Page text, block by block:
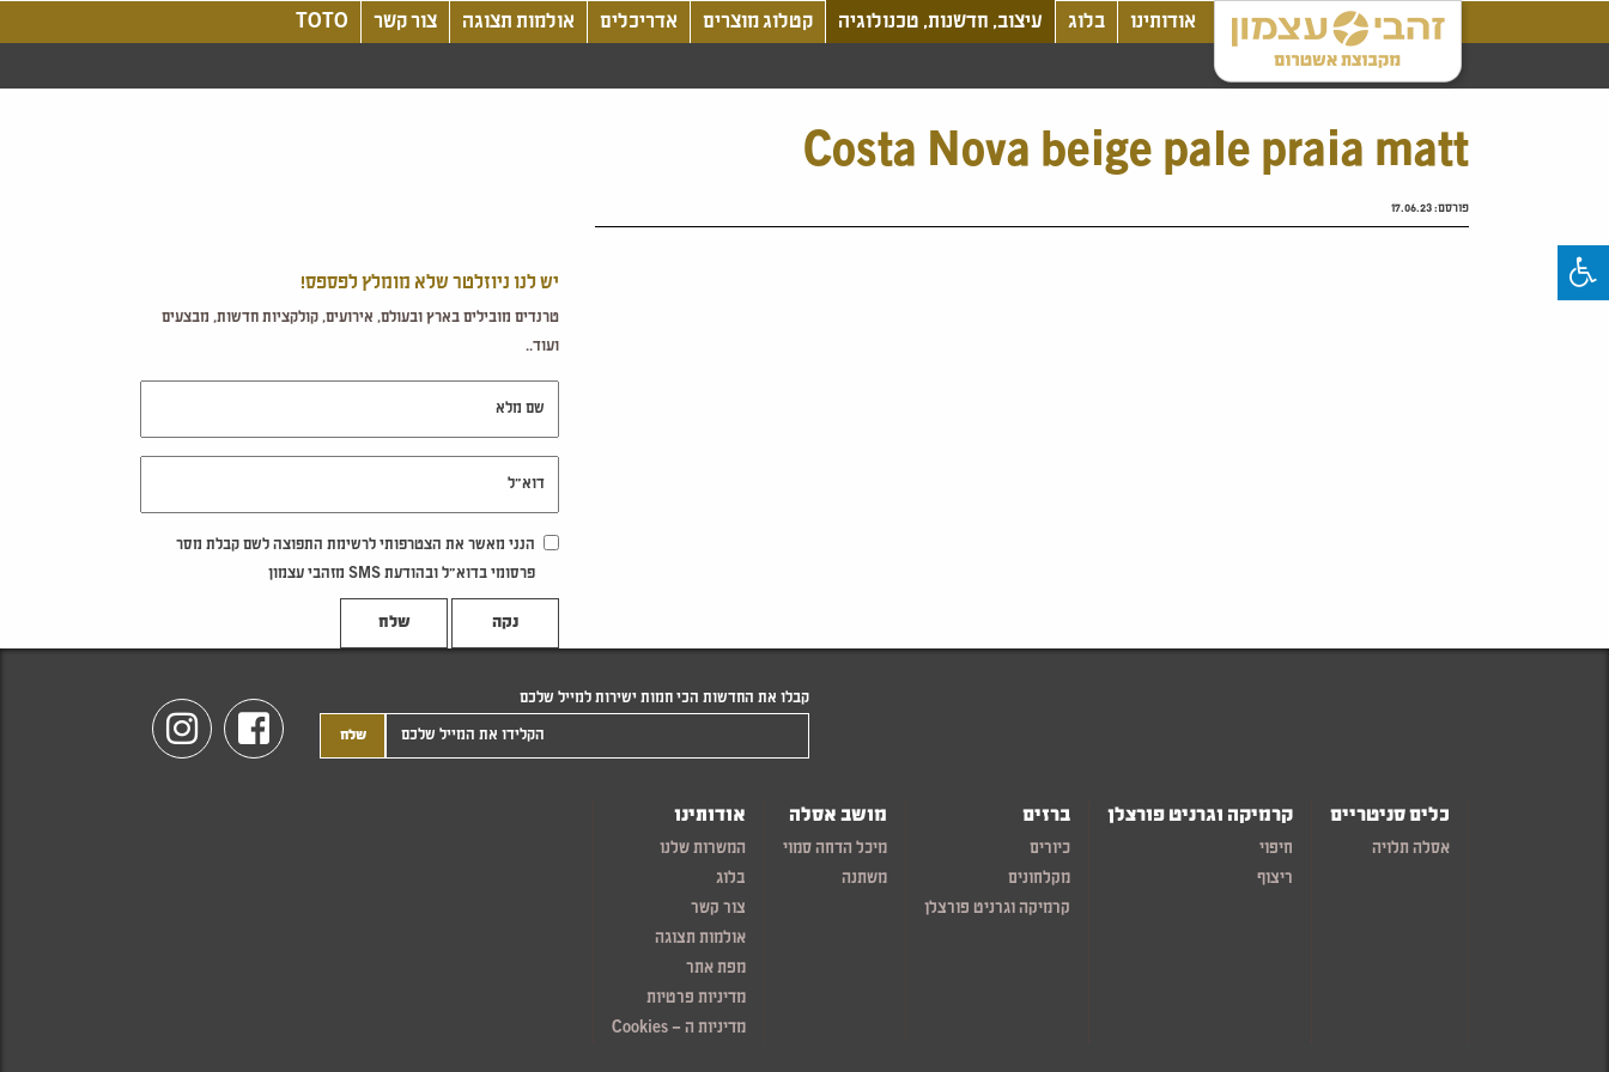
אודותינו בלוג עיצוב, חדשנות, טכנולוגיה קטלוג מוצרים אדריכלים אולמות תצוגה צור קשר TOTO
Costa Nova beige pale praia matt
פורסם:17.06.23
יש לנו ניוזלטר שלא מומלץ לפספס!
טרנדים מובילים בארץ ובעולם, אירועים, קולקציות חדשות, מבצעים
ועוד..
הנני מאשר את הצטרפותי לרשימת התפוצה לשם קבלת מסר
פרסומי בדוא"ל ובהודעת SMS מזהבי עצמון
נקה
Facebook
Instagram
קבלו את החדשות הכי חמות ישירות למייל שלכם
כלים סניטריים
אסלה תלויה
קרמיקה וגרניט פורצלן
חיפוי
ריצוף
ברזים
כיורים
מקלחונים
קרמיקה וגרניט פורצלן
מושב אסלה
מיכל הדחה סמוי
משתנה
אודותינו
המשרות שלנו
בלוג
צור קשר
אולמות תצוגה
מפת אתר
מדיניות פרטיות
מדיניות ה – Cookies